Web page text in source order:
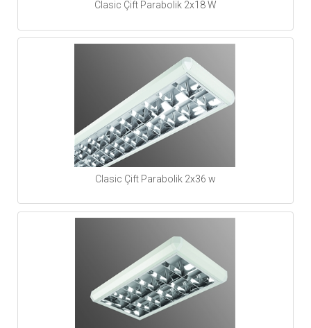
Clasic Çift Parabolik 2x18 W
Clasic Çift Parabolik 2x36 w